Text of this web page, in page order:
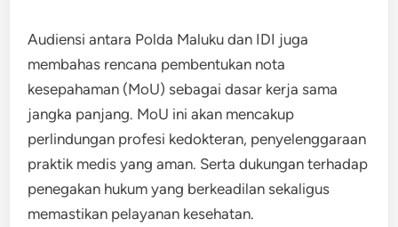
Audiensi antara Polda Maluku dan IDI juga
membahas rencana pembentukan nota
kesepahaman (MoU) sebagai dasar kerja sama
jangka panjang. MoU ini akan mencakup
perlindungan profesi kedokteran, penyelenggaraan
praktik medis yang aman. Serta dukungan terhadap
penegakan hukum yang berkeadilan sekaligus
memastikan pelayanan kesehatan.